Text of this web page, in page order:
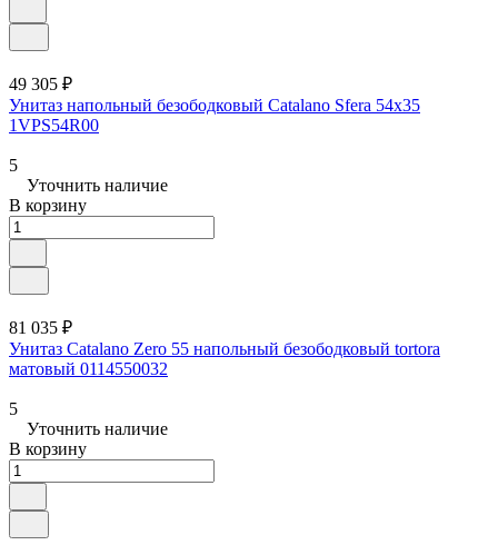
49 305 ₽
Унитаз напольный безободковый Catalano Sfera 54x35
1VPS54R00
5
Уточнить наличие
В корзину
81 035 ₽
Унитаз Catalano Zero 55 напольный безободковый tortora
матовый 0114550032
5
Уточнить наличие
В корзину